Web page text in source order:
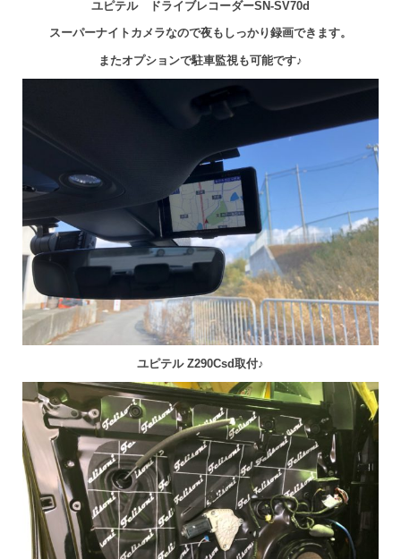
ユピテル ドライブレコーダーSN-SV70d
スーパーナイトカメラなので夜もしっかり録画できます。
またオプションで駐車監視も可能です♪
ユピテル Z290Csd取付♪